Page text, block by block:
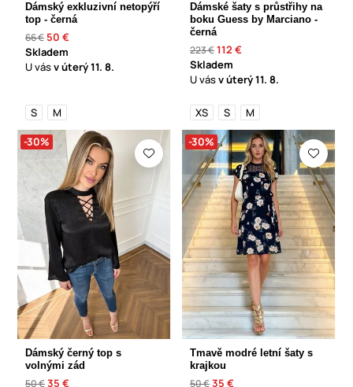
Dámský exkluzivní netopýří
top - černá
66 € 50 €
Skladem
U vásv úterý11. 8.
S M
Dámské šaty s průstřihy na
boku Guess by Marciano -
černá
223 €112 €
Skladem
U vásv úterý11. 8.
XS S M
-30%
Dámský černý top s
volnými zád
50 €35 €
-30%
Tmavě modré letní šaty s
krajkou
50 €35 €